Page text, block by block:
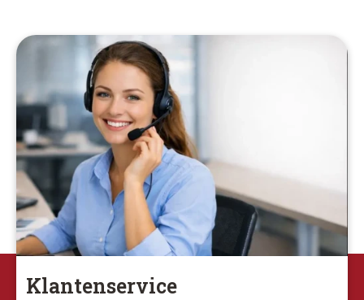
Klantenservice